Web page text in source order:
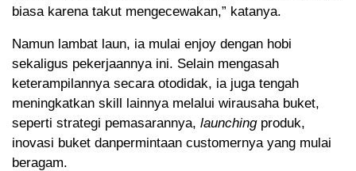
biasa karena takut mengecewakan,” katanya.
Namun lambat laun, ia mulai enjoy dengan hobi
sekaligus pekerjaannya ini. Selain mengasah
keterampilannya secara otodidak, ia juga tengah
meningkatkan skill lainnya melalui wirausaha buket,
seperti strategi pemasarannya, launchingproduk,
inovasi buket danpermintaan customernya yang mulai
beragam.